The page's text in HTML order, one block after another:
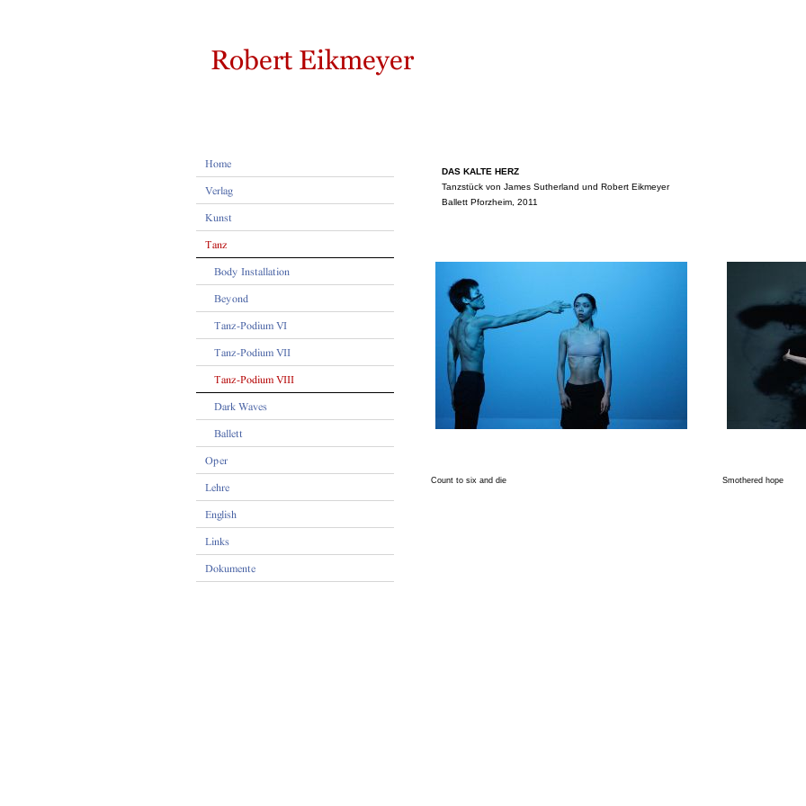
DAS KALTE HERZ
Tanzstück von James Sutherland und Robert Eikmeyer
Ballett Pforzheim, 2011
Count to six and die Smothered hope